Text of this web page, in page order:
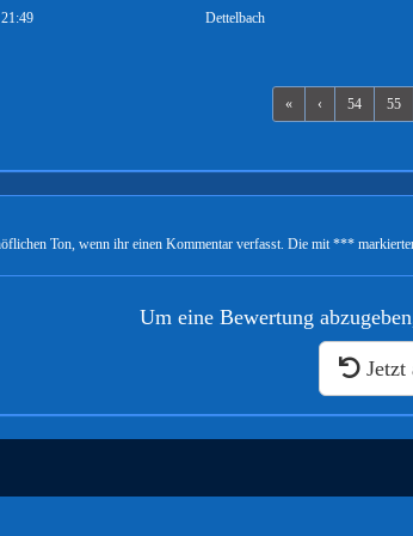
Dettelbach
« ‹ 54 55
Ton, wenn ihr einen Kommentar verfasst. Die mit ***
Um eine Bewertung
Jetzt